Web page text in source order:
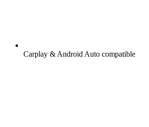
Carplay & Android Auto compatible